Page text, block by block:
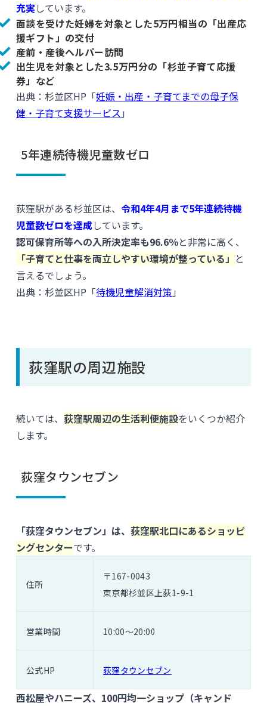
充実しています。
面談を受けた妊婦を対象とした5万円相当の「出産応
援ギフト」の交付
産前・産後ヘルパー訪問
出生児を対象とした3.5万円分の「杉並子育て応援
券」など
出典：杉並区HP「妊娠・出産・子育てまでの母子保
健・子育て支援サービス 」
5年連続待機児童数ゼロ
荻窪駅がある杉並区は、 令和4年4月まで5年連続待機
児童数ゼロを達成しています。
認可保育所等への入所決定率も96.6％と非常に高く、
「子育てと仕事を両立しやすい環境が整っている」 と
言えるでしょう。
出典：杉並区HP「待機児童解消対策 」
荻窪駅の周辺施設
続いては、 荻窪駅周辺の生活利便施設をいくつか紹介
します。
荻窪タウンセブン
「荻窪タウンセブン」は、 荻窪駅北口にあるショッピ
ングセンターです。
住所
〒167-0043
東京都杉並区上荻1-9-1
営業時間 10:00〜20:00
公式HP 荻窪タウンセブン
西松屋やハニーズ、100円均一ショップ（キャンド